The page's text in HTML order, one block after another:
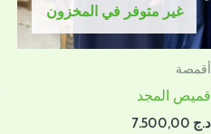
غير متوفر في المخزون
أقمصة
قميص المجد
د.ج